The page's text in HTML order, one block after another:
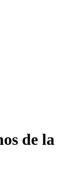
de la